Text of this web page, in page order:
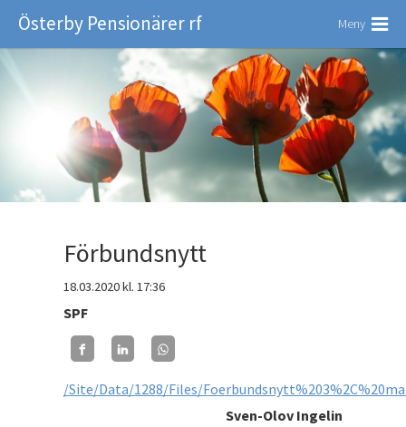
Österby Pensionärer rf Meny
Förbundsnytt
18.03.2020kl. 17:36
SPF
/Site/Data/1288/Files/
Sven-Olov Ingelin